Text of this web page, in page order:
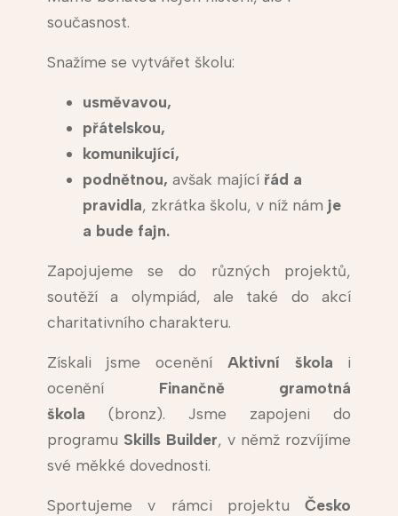
současnost.
Snažíme se vytvářet školu:
usměvavou,
přátelskou,
komunikující,
podnětnou, avšak mající řád a
pravidla, zkrátka školu, v níž nám je
a bude fajn.
Zapojujeme se do různých projektů,
soutěží a olympiád, ale také do akcí
charitativního charakteru.
Získali jsme ocenění Aktivní škola i
ocenění Finančně gramotná
škola (bronz). Jsme zapojeni do
programu Skills Builder, v němž rozvíjíme
své měkké dovednosti.
Sportujeme v rámci projektuČesko